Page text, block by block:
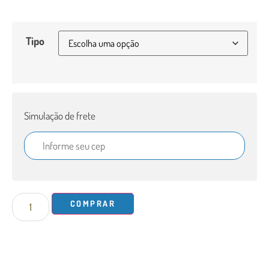
Tipo
Simulação de frete
COMPRAR